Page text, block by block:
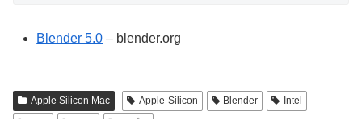
Blender 5.0 – blender.org
Apple Silicon Mac Apple-Silicon Blender
Intel